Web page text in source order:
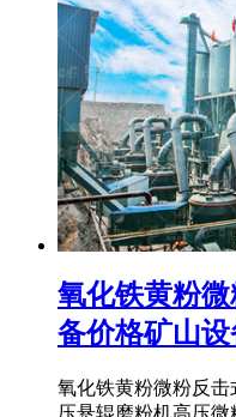
氧化铁黄粉
备价格矿山
氧化铁黄粉微粉反